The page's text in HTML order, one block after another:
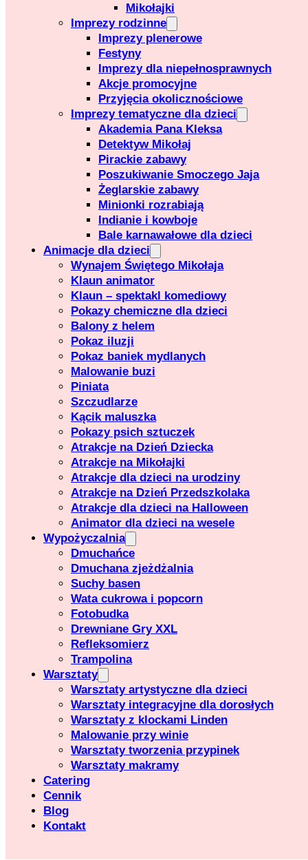
Mikołajki
Imprezy rodzinne
Imprezy plenerowe
Festyny
Imprezy dla niepełnosprawnych
Akcje promocyjne
Przyjęcia okolicznościowe
Imprezy tematyczne dla dzieci
Akademia Pana Kleksa
Detektyw Mikołaj
Pirackie zabawy
Poszukiwanie Smoczego Jaja
Żeglarskie zabawy
Minionki rozrabiają
Indianie i kowboje
Bale karnawałowe dla dzieci
Animacje dla dzieci
Wynajem Świętego Mikołaja
Klaun animator
Klaun – spektakl komediowy
Pokazy chemiczne dla dzieci
Balony z helem
Pokaz iluzji
Pokaz baniek mydlanych
Malowanie buzi
Piniata
Szczudlarze
Kącik maluszka
Pokazy psich sztuczek
Atrakcje na Dzień Dziecka
Atrakcje na Mikołajki
Atrakcje dla dzieci na urodziny
Atrakcje na Dzień Przedszkolaka
Atrakcje dla dzieci na Halloween
Animator dla dzieci na wesele
Wypożyczalnia
Dmuchańce
Dmuchana zjeżdżalnia
Suchy basen
Wata cukrowa i popcorn
Fotobudka
Drewniane Gry XXL
Refleksomierz
Trampolina
Warsztaty
Warsztaty artystyczne dla dzieci
Warsztaty integracyjne dla dorosłych
Warsztaty z klockami Linden
Malowanie przy winie
Warsztaty tworzenia przypinek
Warsztaty makramy
Catering
Cennik
Blog
Kontakt